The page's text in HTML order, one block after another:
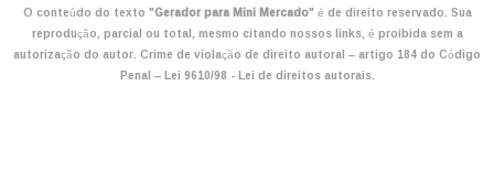
O conteúdo do texto "Gerador para Mini Mercado" é de direito reservado. Sua
reprodução, parcial ou total, mesmo citando nossos links, é proibida sem a
autorização do autor. Crime de violação de direito autoral – artigo 184 do Código
Penal –Lei 9610/98 - Lei de direitos autorais.